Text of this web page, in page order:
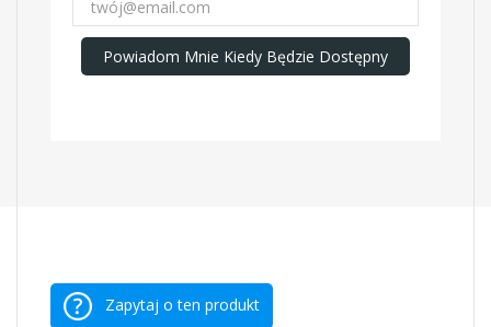
Powiadom Mnie Kiedy Będzie Dostępny
Zapytaj o ten produkt